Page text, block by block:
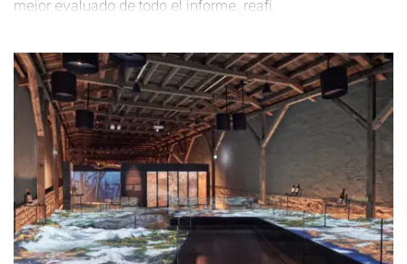
mejor evaluado de todo el informe, reafi